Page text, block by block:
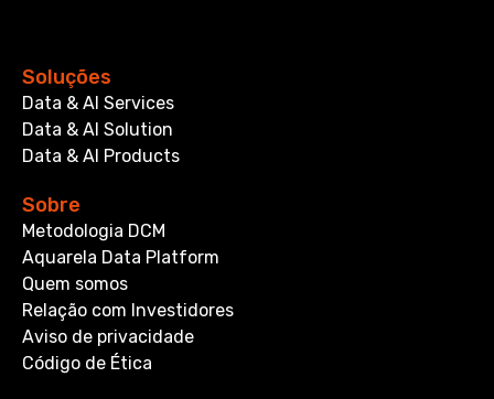
Soluções
Data & AI Services
Data & AI Solution
Data & AI Products
Sobre
Metodologia DCM
Aquarela Data Platform
Quem somos
Relação com Investidores
Aviso de privacidade
Código de Ética